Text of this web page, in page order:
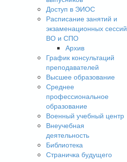
Доступ в ЭИОС
Расписание занятий и
экзаменационных сессий
ВО и СПО
Архив
График консультаций
преподавателей
Высшее образование
Среднее
профессиональное
образование
Военный учебный центр
Внеучебная
деятельность
Библиотека
Страничка будущего